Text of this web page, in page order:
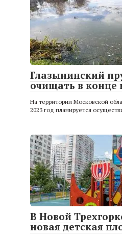
Глазынинский
очищать в конце
На территории Московской
2023 год планируется
В Новой
новая детская